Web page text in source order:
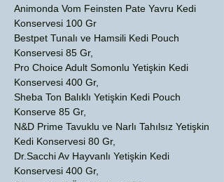
Animonda Vom Feinsten Pate Yavru Kedi
Konservesi 100 Gr
Bestpet Tunalı ve Hamsili Kedi Pouch
Konservesi 85 Gr,
Pro Choice Adult Somonlu Yetişkin Kedi
Konservesi 400 Gr,
Sheba Ton Balıklı Yetişkin Kedi Pouch
Konserve 85 Gr,
N&D Prime Tavuklu ve Narlı Tahılsız Yetişkin
Kedi Konservesi 80 Gr,
Dr.Sacchi Av Hayvanlı Yetişkin Kedi
Konservesi 400 Gr,